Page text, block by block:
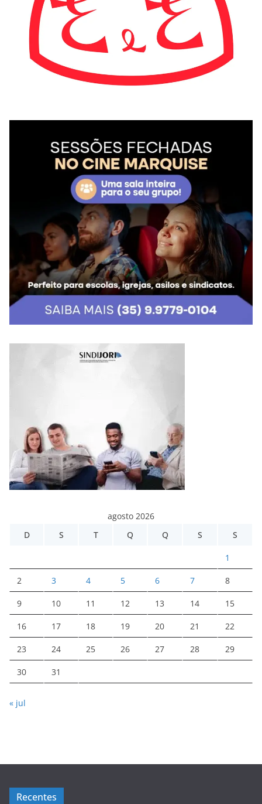
agosto 2026
D
S T Q Q S S
1
2 3 4 5 6 7 8
9 10 11 12 13 14 15
16 17 18 19 20 21 22
23 24 25 26 27 28 29
30 31
« jul
Recentes